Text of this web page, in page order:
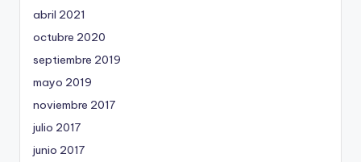
abril 2021
octubre 2020
septiembre 2019
mayo 2019
noviembre 2017
julio 2017
junio 2017